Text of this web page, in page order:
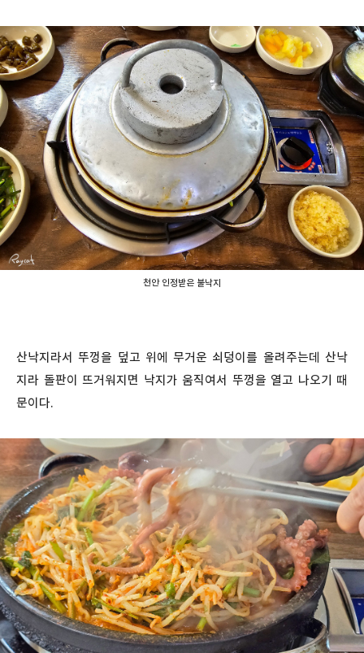
천안 인정받은 불낙지
산낙지라서 뚜껑을 덮고 위에 무거운 쇠덩이를 올려주는데 산낙
지라 돌판이 뜨거워지면 낙지가 움직여서 뚜껑을 열고 나오기 때
문이다.